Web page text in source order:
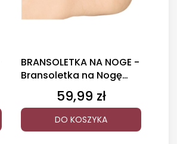
BRANSOLETKA NA NOGE -
Bransoletka na Nogę
Cena
59,99 zł
DO KOSZYKA